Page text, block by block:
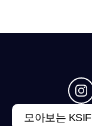
모아보는 KSIF